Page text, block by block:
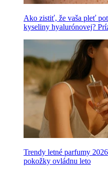
Ako zistiť, že vaša pleť
kyseliny hyalurónovej?
Trendy letné parfumy
pokožky ovládnu leto